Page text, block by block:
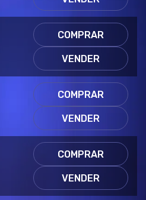
COMPRAR
VENDER
COMPRAR
VENDER
COMPRAR
VENDER